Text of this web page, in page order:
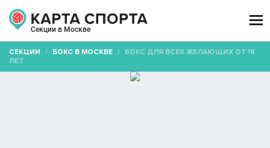
Секции в Москве

СЕКЦИИ / БОКС В МОСКВЕ / БОКС ДЛЯ ВСЕХ ЖЕЛАЮЩИХ ОТ 18
ЛЕТ